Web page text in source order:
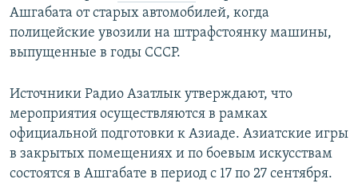
Ашгабата от старых автомобилей, когда
полицейские увозили на штрафстоянку машины,
выпущенные в годы СССР.
Источники Радио Азатлык утверждают, что
мероприятия осуществляются в рамках
официальной подготовки к Азиаде. Азиатские игры
в закрытых помещениях и по боевым искусствам
состоятся в Ашгабате в период с 17 по 27 сентября.